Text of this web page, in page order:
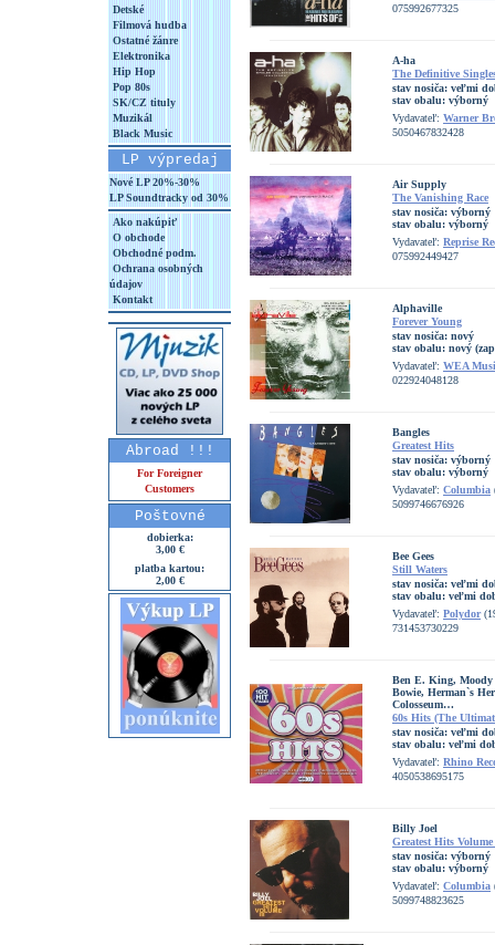
Detské
Filmová hudba
Ostatné žánre
Elektronika
Hip Hop
Pop 80s
SK/CZ tituly
Muzikál
Black Music
LP výpredaj
Nové LP 20%-30%
LP Soundtracky od 30%
Ako nakúpiť
O obchode
Obchodné podm.
Ochrana osobných
údajov
Kontakt
Abroad !!!
For Foreigner
Customers
Poštovné
dobierka:
3,00 €
platba kartou:
2,00 €
075992677325
A-ha
The Definitive
stav nosiča: veľmi
stav obalu: výborný
Vydavateľ: Warner
5050467832428
Air Supply
The Vanishing Race
stav nosiča: výborný
stav obalu: výborný
Vydavateľ: Reprise
075992449427
Alphaville
Forever Young
stav nosiča: nový
stav obalu: nový
Vydavateľ: WEA
022924048128
Bangles
Greatest Hits
stav nosiča: výborný
stav obalu: výborný
Vydavateľ: Columbia
5099746676926
Bee Gees
Still Waters
stav nosiča: veľmi
stav obalu: veľmi
Vydavateľ: Polydor
731453730229
Ben E. King, Moody
Bowie, Herman`s
Colosseum…
60s Hits (The
stav nosiča: veľmi
stav obalu: veľmi
Vydavateľ: Rhino
4050538695175
Billy Joel
Greatest Hits
stav nosiča: výborný
stav obalu: výborný
Vydavateľ: Columbia
5099748823625